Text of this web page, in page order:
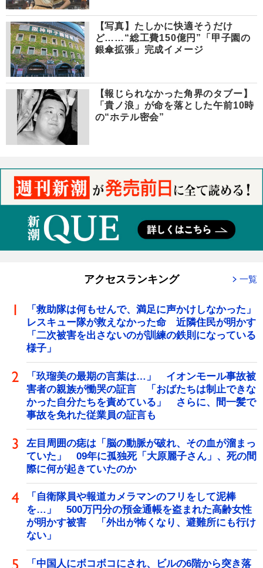
【写真】たしかに快適そうだけ
ど……“総工費150億円”「甲子園の
銀傘拡張」完成イメージ
【報じられなかった角界のタブー】
「貴ノ浪」が命を落とした午前10時
の“ホテル密会”
アクセスランキング 一覧
「救助隊は何もせんで、満足に声かけしなかった」
レスキュー隊が救えなかった命 近隣住民が明かす
「二次被害を出さないのが訓練の鉄則になっている
様子」
「玖瑠美の最期の言葉は…」 イオンモール事故被
害者の親族が慟哭の証言 「おばたちは制止できな
かった自分たちを責めている」 さらに、間一髪で
事故を免れた従業員の証言も
左目周囲の痣は「脳の動脈が破れ、その血が溜まっ
ていた」 09年に孤独死「大原麗子さん」、死の間
際に何が起きていたのか
「自衛隊員や報道カメラマンのフリをして泥棒
を…」 500万円分の預金通帳を盗まれた高齢女性
が明かす被害 「外出が怖くなり、避難所にも行け
ない」
「中国人にボコボコにされ、ビルの6階から突き落